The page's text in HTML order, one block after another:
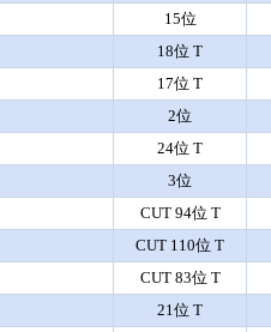
15位
18位 T
17位 T
2位
24位 T
3位
CUT 94位 T
CUT 110位 T
CUT 83位 T
21位 T